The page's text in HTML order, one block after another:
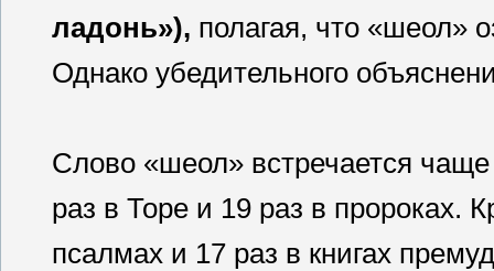
ладонь»), полагая, что «шеол»
Однако убедительного
Слово «шеол» встречается
раз в Торе и 19 раз в пророках.
псалмах и 17 раз в книгах